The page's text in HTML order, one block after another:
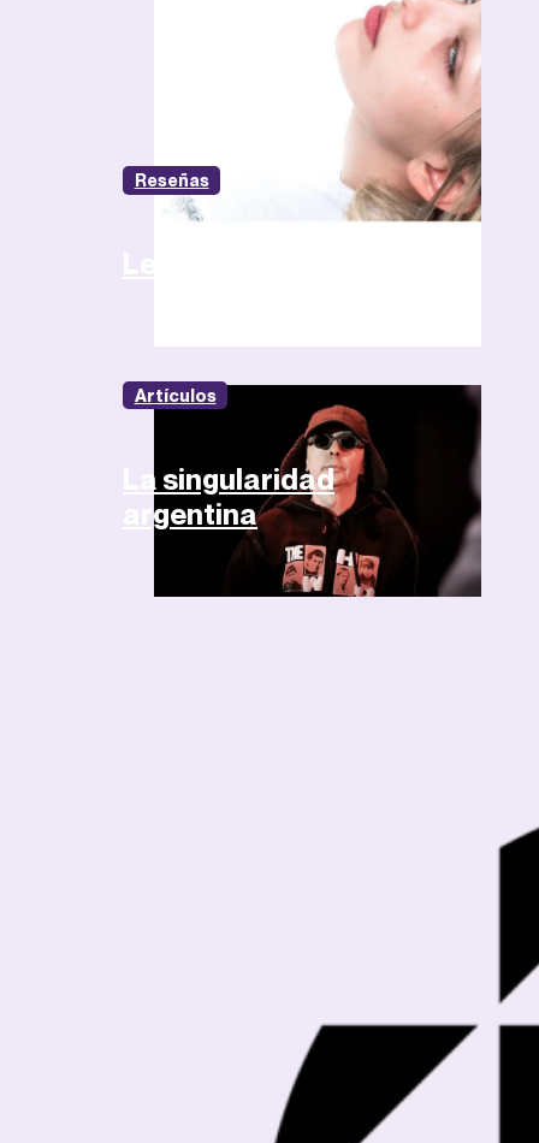
Reseñas
Artículos
La singularidad
argentina